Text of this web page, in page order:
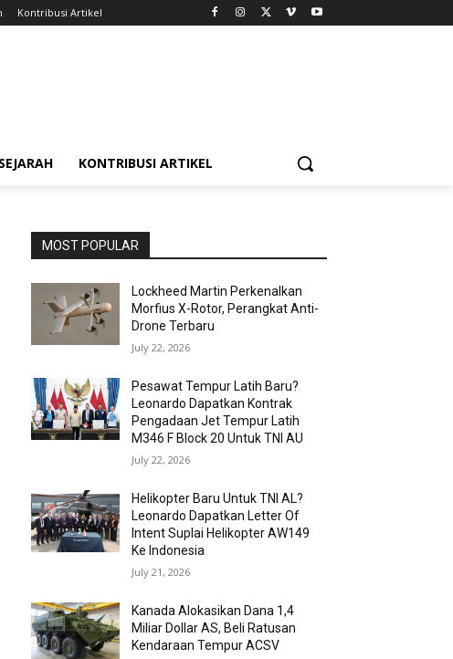
Kontribusi Artikel
SEJARAH KONTRIBUSI ARTIKEL
MOST POPULAR
Lockheed Martin Perkenalkan
Morfius X-Rotor, Perangkat Anti-
Drone Terbaru
July 22, 2026
Pesawat Tempur Latih Baru?
Leonardo Dapatkan Kontrak
Pengadaan Jet Tempur Latih
M346 F Block 20 Untuk TNI AU
July 22, 2026
Helikopter Baru Untuk TNI AL?
Leonardo Dapatkan Letter Of
Intent Suplai Helikopter AW149
Ke Indonesia
July 21, 2026
Kanada Alokasikan Dana 1,4
Miliar Dollar AS, Beli Ratusan
Kendaraan Tempur ACSV